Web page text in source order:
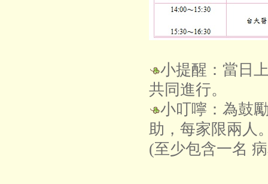
小提醒：當日
共同進行。
小叮嚀：為鼓
助，每家限兩人
(至少包含一名